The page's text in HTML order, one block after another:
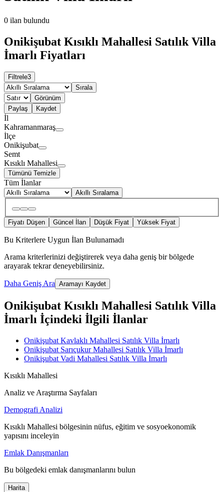
0 ilan bulundu
Onikişubat Kısıklı Mahallesi Satılık Villa
İmarlı Fiyatları
Filtrele3
Sırala
Görünüm
Paylaş
Kaydet
İl
Kahramanmaraş
İlçe
Onikişubat
Semt
Kısıklı Mahallesi
Tümünü Temizle
Tüm İlanlar
Akıllı Sıralama
Fiyatı Düşen Güncel İlan Düşük Fiyat Yüksek Fiyat
Bu Kriterlere Uygun İlan Bulunamadı
Arama kriterlerinizi değiştirerek veya daha geniş bir bölgede
arayarak tekrar deneyebilirsiniz.
Daha Geniş Ara Aramayı Kaydet
Onikişubat Kısıklı Mahallesi Satılık Villa
İmarlı İçindeki İlgili İlanlar
Onikişubat Kavlaklı Mahallesi Satılık Villa İmarlı
Onikişubat Sarıçukur Mahallesi Satılık Villa İmarlı
Onikişubat Vadi Mahallesi Satılık Villa İmarlı
Kısıklı Mahallesi
Analiz ve Araştırma Sayfaları
Demografi Analizi
Kısıklı Mahallesi bölgesinin nüfus, eğitim ve sosyoekonomik
yapısını inceleyin
Emlak Danışmanları
Bu bölgedeki emlak danışmanlarını bulun
Harita